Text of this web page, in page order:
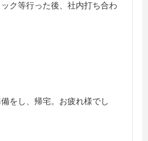
ク等行った後、社内打ち合わ
をし、帰宅。お疲れ様でし